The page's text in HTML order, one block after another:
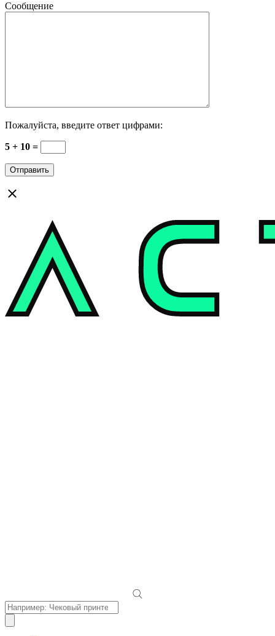
Сообщение
Пожалуйста, введите ответ цифрами:
5 + 10 =
Поиск
товаров